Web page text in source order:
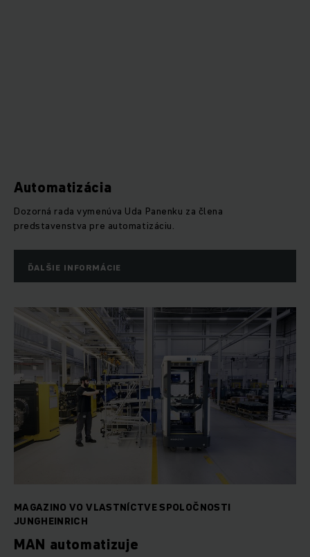
Automatizácia
Dozorná rada vymenúva Uda Panenku za člena
predstavenstva pre automatizáciu.
ĎALŠIE INFORMÁCIE
MAGAZINO VO VLASTNÍCTVE SPOLOČNOSTI
JUNGHEINRICH
MAN automatizuje